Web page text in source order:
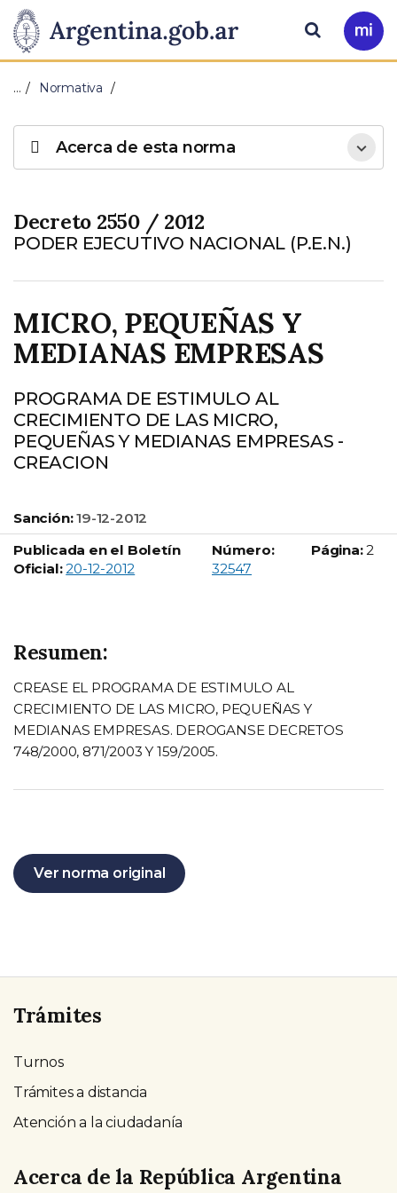
Presidencia
de
Nación
Pasar al contenido principal
Ir
a
Buscar
… Normativa
Decreto 2550 / 2012
PODER EJECUTIVO NACIONAL (P.E.N.)
MICRO, PEQUEÑAS Y
MEDIANAS EMPRESAS
PROGRAMA DE ESTIMULO AL
CRECIMIENTO DE LAS MICRO,
PEQUEÑAS Y MEDIANAS EMPRESAS -
CREACION
Sanción: 19-12-2012
Publicada en el Boletín
Oficial: 20-12-2012
Número:
Boletín Oficial número:
32547
Página: 2
Resumen:
CREASE EL PROGRAMA DE ESTIMULO AL
CRECIMIENTO DE LAS MICRO, PEQUEÑAS Y
MEDIANAS EMPRESAS. DEROGANSE DECRETOS
748/2000, 871/2003 Y 159/2005.
Ver norma original
Acerca de esta norma
Trámites
Turnos
Trámites a distancia
Atención a la ciudadanía
Acerca de la República Argentina